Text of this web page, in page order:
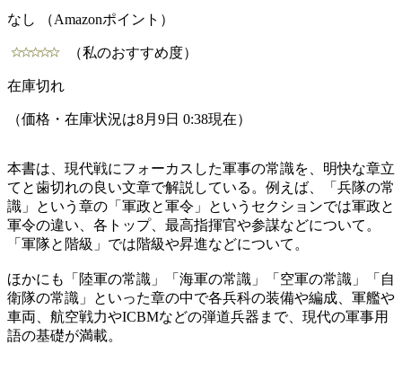
なし （Amazonポイント）
（私のおすすめ度）
在庫切れ
（価格・在庫状況は8月9日 0:38現在）
本書は、現代戦にフォーカスした軍事の常識を、明快な章立
てと歯切れの良い文章で解説している。例えば、「兵隊の常
識」という章の「軍政と軍令」というセクションでは軍政と
軍令の違い、各トップ、最高指揮官や参謀などについて。
「軍隊と階級」では階級や昇進などについて。
ほかにも「陸軍の常識」「海軍の常識」「空軍の常識」「自
衛隊の常識」といった章の中で各兵科の装備や編成、軍艦や
車両、航空戦力やICBMなどの弾道兵器まで、現代の軍事用
語の基礎が満載。